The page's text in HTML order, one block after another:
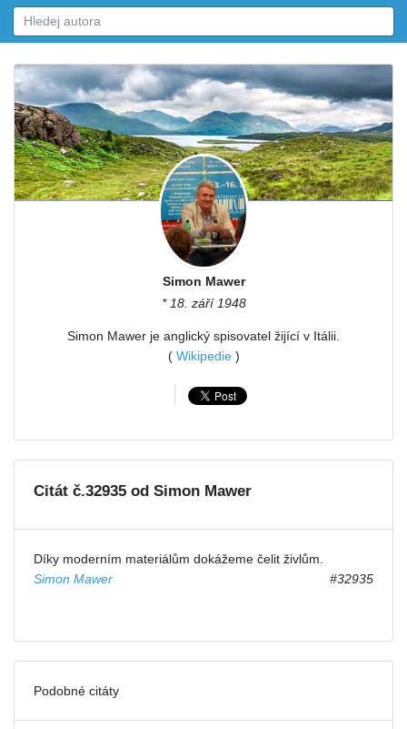
Simon Mawer
* 18. září 1948
Simon Mawer je anglický spisovatel žijící v Itálii.
( Wikipedie)
Citát č.32935 od Simon Mawer
Díky moderním materiálům dokážeme čelit živlům.
Simon Mawer
#32935
Podobné citáty